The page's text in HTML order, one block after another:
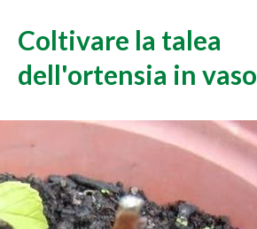
Coltivare la talea
dell'ortensia in vaso